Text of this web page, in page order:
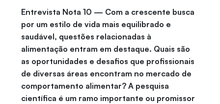
Entrevista Nota 10 — Com a crescente busca
por um estilo de vida mais equilibrado e
saudável, questões relacionadas à
alimentação entram em destaque. Quais são
as oportunidades e desafios que profissionais
de diversas áreas encontram no mercado de
comportamento alimentar? A pesquisa
científica é um ramo importante ou promissor